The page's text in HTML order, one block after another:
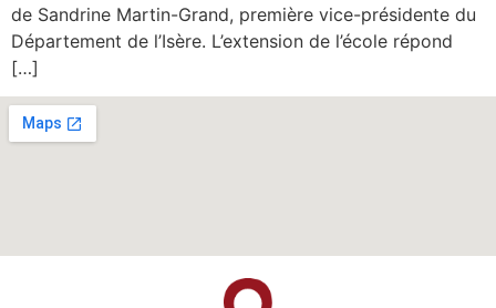
de Sandrine Martin-Grand, première vice-présidente du
Département de l’Isère. L’extension de l’école répond
[…]